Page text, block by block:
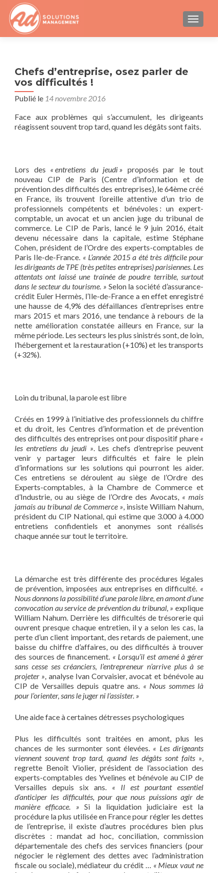
Chefs d’entreprise, osez parler de
vos difficultés !
Publié le 14 novembre 2016
Face aux problèmes qui s’accumulent, les dirigeants
réagissent souvent trop tard, quand les dégâts sont faits.
Lors des « entretiens du jeudi » proposés par le tout
nouveau CIP de Paris (Centre d’information et de
prévention des difficultés des entreprises), le 64ème créé
en France, ils trouvent l’oreille attentive d’un trio de
professionnels compétents et bénévoles : un expert-
comptable, un avocat et un ancien juge du tribunal de
commerce. Le CIP de Paris, lancé le 9 juin 2016, était
devenu nécessaire dans la capitale, estime Stéphane
Cohen, président de l’Ordre des experts-comptables de
Paris Ile-de-France. « L’année 2015 a été très difficile pour
les dirigeants de TPE (très petites entreprises) parisiennes. Les
attentats ont laissé une trainée de poudre terrible, surtout
dans le secteur du tourisme. » Selon la société d’assurance-
crédit Euler Hermès, l’Ile-de-France a en effet enregistré
une hausse de 4,9% des défaillances d’entreprises entre
mars 2015 et mars 2016, une tendance à rebours de la
nette amélioration constatée ailleurs en France, sur la
même période. Les secteurs les plus sinistrés sont, de loin,
l’hébergement et la restauration (+10%) et les transports
(+32%).
Loin du tribunal, la parole est libre
Créés en 1999 à l’initiative des professionnels du chiffre
et du droit, les Centres d’information et de prévention
des difficultés des entreprises ont pour dispositif phare «
les entretiens du jeudi ». Les chefs d’entreprise peuvent
venir y partager leurs difficultés et faire le plein
d’informations sur les solutions qui pourront les aider.
Ces entretiens se déroulent au siège de l’Ordre des
Experts-comptables, à la Chambre de Commerce et
d’Industrie, ou au siège de l’Ordre des Avocats, « mais
jamais au tribunal de Commerce », insiste William Nahum,
président du CIP National, qui estime que 3.000 à 4.000
entretiens confidentiels et anonymes sont réalisés
chaque année sur tout le territoire.
La démarche est très différente des procédures légales
de prévention, imposées aux entreprises en difficulté. «
Nous donnons la possibilité d’une parole libre, en amont d’une
convocation au service de prévention du tribunal, » explique
William Nahum. Derrière les difficultés de trésorerie qui
ouvrent presque chaque entretien, il y a selon les cas, la
perte d’un client important, des retards de paiement, une
baisse du chiffre d’affaires, ou des difficultés à trouver
des sources de financement. « Lorsqu’il est amené à gérer
sans cesse ses créanciers, l’entrepreneur n’arrive plus à se
projeter », analyse Ivan Corvaisier, avocat et bénévole au
CIP de Versailles depuis quatre ans. « Nous sommes là
pour l’orienter, sans le juger ni l’assister. »
Une aide face à certaines détresses psychologiques
Plus les difficultés sont traitées en amont, plus les
chances de les surmonter sont élevées. « Les dirigeants
viennent souvent trop tard, quand les dégâts sont faits »,
regrette Benoît Violier, président de l’association des
experts-comptables des Yvelines et bénévole au CIP de
Versailles depuis six ans. « Il est pourtant essentiel
d’anticiper les difficultés, pour que nous puissions agir de
manière efficace. »Si la liquidation judiciaire est la
procédure la plus utilisée en France pour régler les dettes
de l’entreprise, il existe d’autres procédures bien plus
discrètes : mandat ad hoc, conciliation, commission
départementale des chefs des services financiers (pour
négocier le règlement des dettes avec l’administration
fiscale ou sociale), médiateur du crédit … « Mieux vaut ne